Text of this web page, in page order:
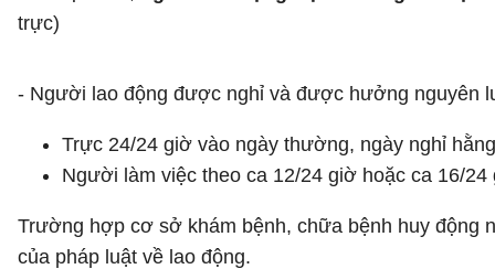
trực)
- Người lao động được nghỉ và được hưởng nguyên
Trực 24/24 giờ vào ngày thường, ngày nghỉ
Người làm việc theo ca 12/24 giờ hoặc ca 16/
Trường hợp cơ sở khám bệnh, chữa bệnh huy động
của pháp luật về lao động.